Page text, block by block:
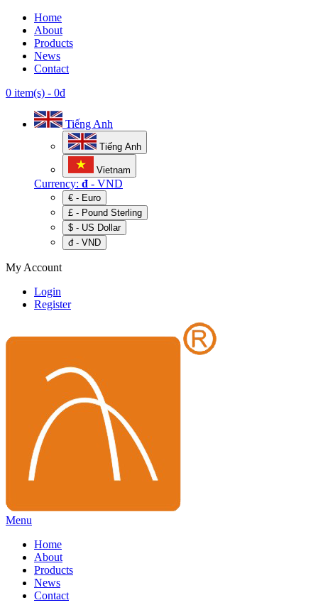
Home
About
Products
News
Contact
0 item(s) - 0đ
Tiếng Anh
Tiếng Anh
Vietnam
Currency: đ - VND
€ - Euro
£ - Pound Sterling
$ - US Dollar
đ - VND
My Account
Login
Register
Menu
Home
About
Products
News
Contact